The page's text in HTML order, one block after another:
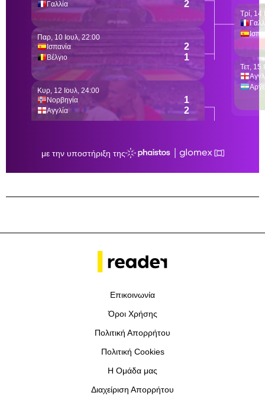
Επικοινωνία
Όροι Χρήσης
Πολιτική Απορρήτου
Πολιτική Cookies
Η Ομάδα μας
Διαχείριση Απορρήτου